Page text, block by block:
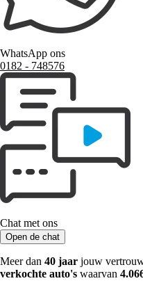
WhatsApp ons
0182 ‑ 748576
Chat met ons
Open de chat
Meer dan 40 jaar jouw
verkochte auto's waarvan